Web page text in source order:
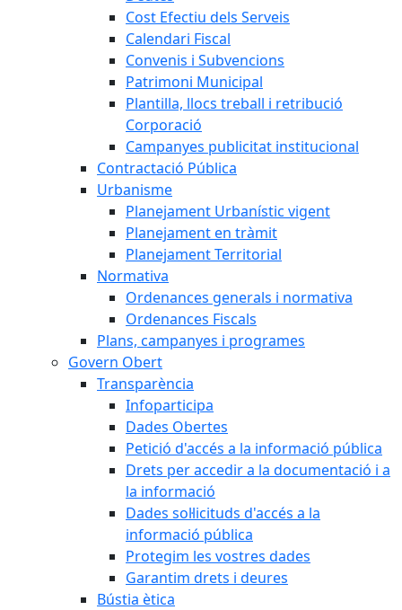
Cost Efectiu dels Serveis
Calendari Fiscal
Convenis i Subvencions
Patrimoni Municipal
Plantilla, llocs treball i retribució
Corporació
Campanyes publicitat institucional
Contractació Pública
Urbanisme
Planejament Urbanístic vigent
Planejament en tràmit
Planejament Territorial
Normativa
Ordenances generals i normativa
Ordenances Fiscals
Plans, campanyes i programes
Govern Obert
Transparència
Infoparticipa
Dades Obertes
Petició d'accés a la informació pública
Drets per accedir a la documentació i a
la informació
Dades sol·licituds d'accés a la
informació pública
Protegim les vostres dades
Garantim drets i deures
Bústia ètica